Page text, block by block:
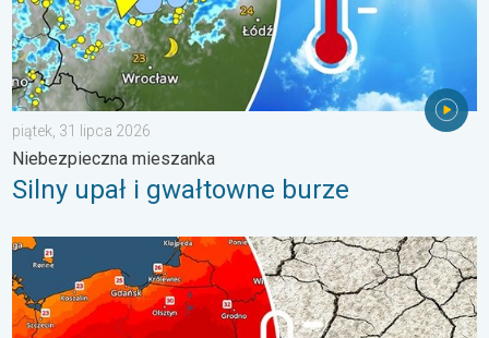
piątek, 31 lipca 2026
Niebezpieczna mieszanka
Silny upał i gwałtowne burze
Opadów będzie niewiele, nasili się susza. Upał i parowanie. . .